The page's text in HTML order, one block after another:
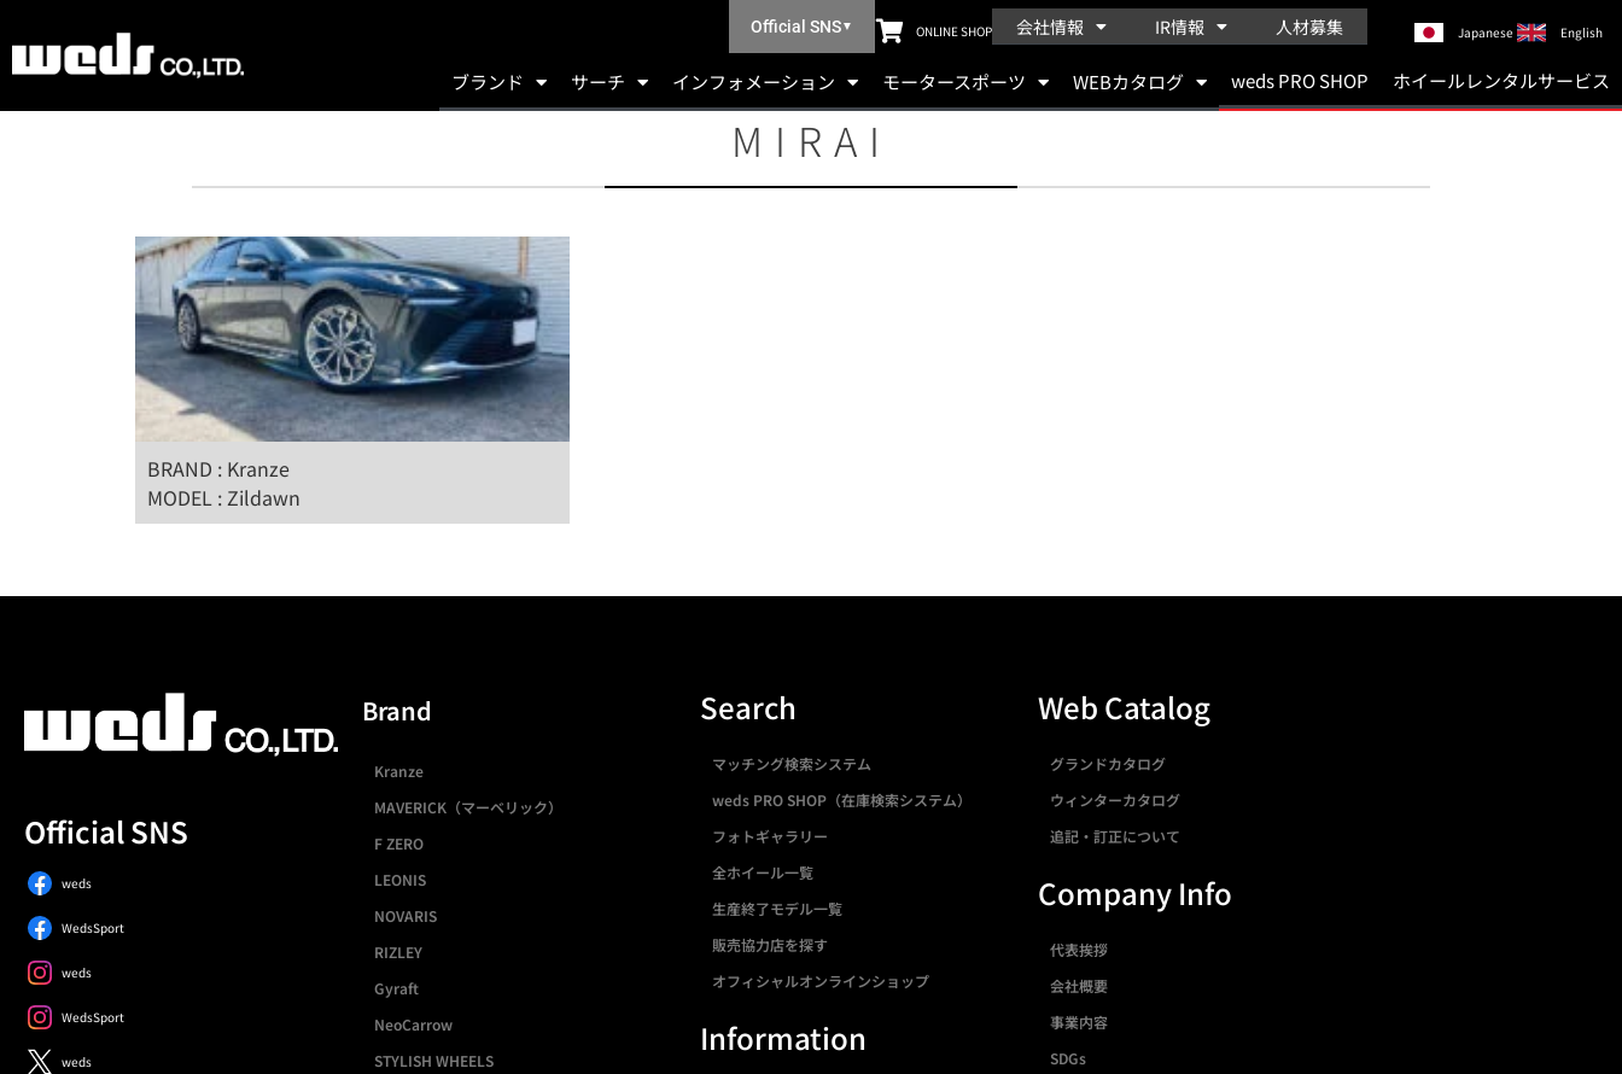
Official SNS▼ ONLINE SHOP 会社情報 IR情報 人材募集 Japanese English
ブランド サーチ インフォメーション モータースポーツ WEBカタログ weds PRO SHOP ホイールレンタルサービス
MIRAI
BRAND : Kranze
MODEL : Zildawn
Official SNS
weds
WedsSport
weds
WedsSport
weds
Brand
Kranze
MAVERICK（マーベリック）
F ZERO
LEONIS
NOVARIS
RIZLEY
Gyraft
NeoCarrow
STYLISH WHEELS
Search
マッチング検索システム
weds PRO SHOP（在庫検索システム）
フォトギャラリー
全ホイール一覧
生産終了モデル一覧
販売協力店を探す
オフィシャルオンラインショップ
Information
Web Catalog
グランドカタログ
ウィンターカタログ
追記・訂正について
Company Info
代表挨拶
会社概要
事業内容
SDGs